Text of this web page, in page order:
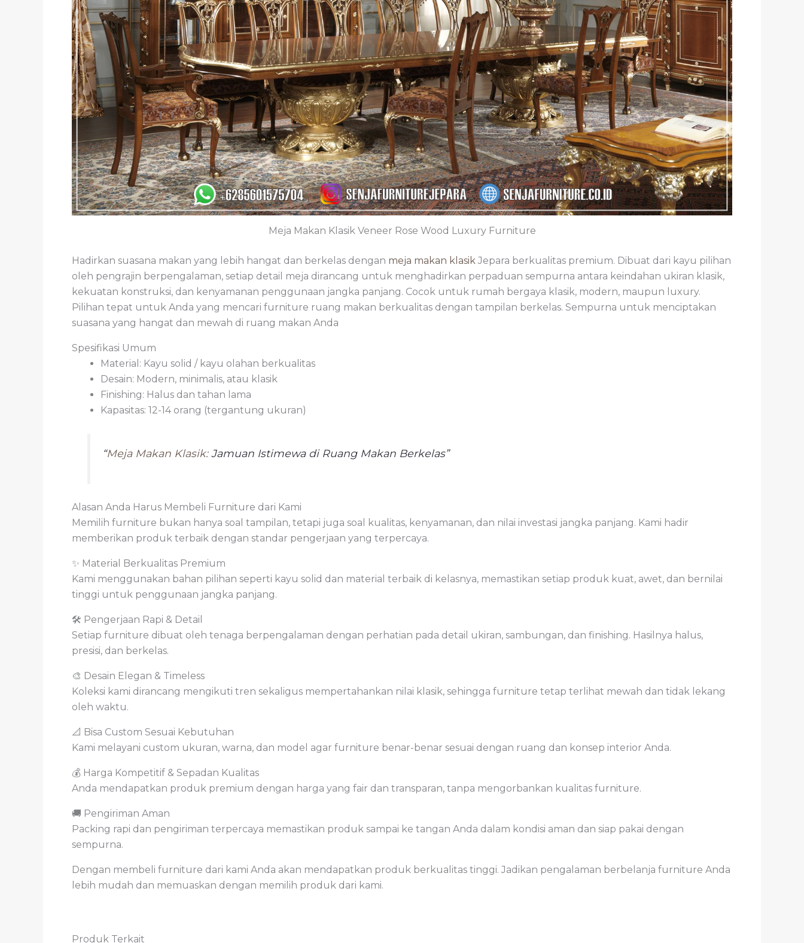
Meja Makan Klasik Veneer Rose Wood Luxury Furniture
Hadirkan suasana makan yang lebih hangat dan berkelas dengan meja makan klasik Jepara berkualitas premium. Dibuat dari kayu pilihan
oleh pengrajin berpengalaman, setiap detail meja dirancang untuk menghadirkan perpaduan sempurna antara keindahan ukiran klasik,
kekuatan konstruksi, dan kenyamanan penggunaan jangka panjang. Cocok untuk rumah bergaya klasik, modern, maupun luxury.
Pilihan tepat untuk Anda yang mencari furniture ruang makan berkualitas dengan tampilan berkelas. Sempurna untuk menciptakan
suasana yang hangat dan mewah di ruang makan Anda
Spesifikasi Umum
Material: Kayu solid / kayu olahan berkualitas
Desain: Modern, minimalis, atau klasik
Finishing: Halus dan tahan lama
Kapasitas: 12-14 orang (tergantung ukuran)
“Meja Makan Klasik:Jamuan Istimewa di Ruang Makan Berkelas”
Alasan Anda Harus Membeli Furniture dari Kami
Memilih furniture bukan hanya soal tampilan, tetapi juga soal kualitas, kenyamanan, dan nilai investasi jangka panjang. Kami hadir
memberikan produk terbaik dengan standar pengerjaan yang terpercaya.
✨ Material Berkualitas Premium
Kami menggunakan bahan pilihan seperti kayu solid dan material terbaik di kelasnya, memastikan setiap produk kuat, awet, dan bernilai
tinggi untuk penggunaan jangka panjang.
🛠️ Pengerjaan Rapi & Detail
Setiap furniture dibuat oleh tenaga berpengalaman dengan perhatian pada detail ukiran, sambungan, dan finishing. Hasilnya halus,
presisi, dan berkelas.
🎨 Desain Elegan & Timeless
Koleksi kami dirancang mengikuti tren sekaligus mempertahankan nilai klasik, sehingga furniture tetap terlihat mewah dan tidak lekang
oleh waktu.
📐 Bisa Custom Sesuai Kebutuhan
Kami melayani custom ukuran, warna, dan model agar furniture benar-benar sesuai dengan ruang dan konsep interior Anda.
💰 Harga Kompetitif & Sepadan Kualitas
Anda mendapatkan produk premium dengan harga yang fair dan transparan, tanpa mengorbankan kualitas furniture.
🚚 Pengiriman Aman
Packing rapi dan pengiriman terpercaya memastikan produk sampai ke tangan Anda dalam kondisi aman dan siap pakai dengan
sempurna.
Dengan membeli furniture dari kami Anda akan mendapatkan produk berkualitas tinggi. Jadikan pengalaman berbelanja furniture Anda
lebih mudah dan memuaskan dengan memilih produk dari kami.
Produk Terkait